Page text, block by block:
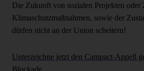
Die Zukunft von sozialen Projekten oder
Klimaschutzmaßnahmen, sowie der
dürfen nicht an der Union scheitern!
Unterzeichne jetzt den Campact-Appell
Blockade